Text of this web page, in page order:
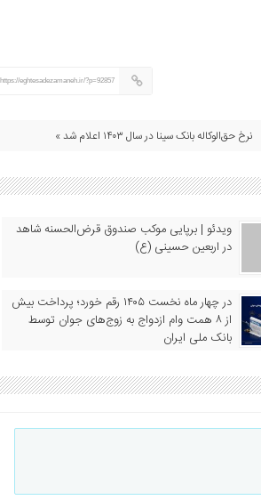
https://eghtesadezamaneh.ir/?p=92857
نرخ حق‌الوکاله بانک سینا در سال ۱۴۰۳ اعلام شد »
ویدئو | برپایی موکب صندوق قرض‌الحسنه شاهد
در اربعین حسینی (ع)
در چهار ماه نخست ۱۴۰۵ رقم خورد؛ پرداخت بیش
از ۸ همت وام ازدواج به زوج‌های جوان توسط
بانک ملی ایران